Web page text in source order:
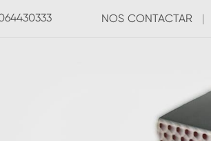
NOS CONTACTAR |